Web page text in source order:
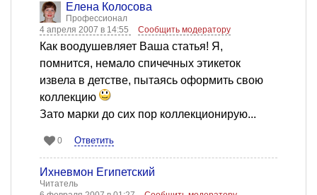
Елена Колосова
Профессионал
4 апреля 2007 в 14:55
Сообщить модератору
Как воодушевляет Ваша статья! Я,
помнится, немало спичечных этикеток
извела в детстве, пытаясь оформить свою
коллекцию
Зато марки до сих пор коллекционирую...
0 Ответить
Ихневмон Египетский
Читатель